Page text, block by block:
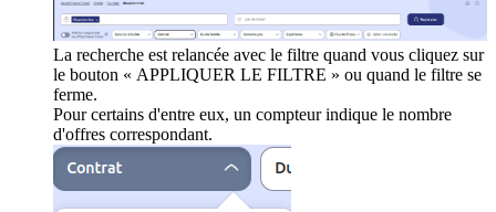
La recherche est relancée avec le filtre quand vous cliquez sur
le bouton « APPLIQUER LE FILTRE » ou quand le filtre se
ferme.
Pour certains d'entre eux, un compteur indique le nombre
d'offres correspondant.